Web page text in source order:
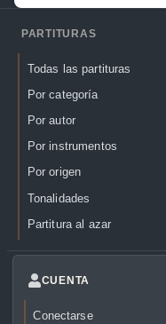
PARTITURAS
Todas las partituras
Por categoría
Por autor
Por instrumentos
Por origen
Tonalidades
Partitura al azar
CUENTA
Conectarse